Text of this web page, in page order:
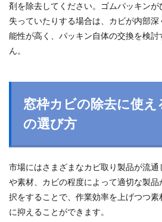
剤を除去してください。ゴムパッキン
失っていたりする場合は、カビが内部
能性が高く、パッキン自体の交換を検
ん。
窓枠カビの除去に使え
の選び方
市場にはさまざまなカビ取り製品が流
や素材、カビの程度によって適切な製
択をすることで、作業効率を上げつつ
に抑えることができます。